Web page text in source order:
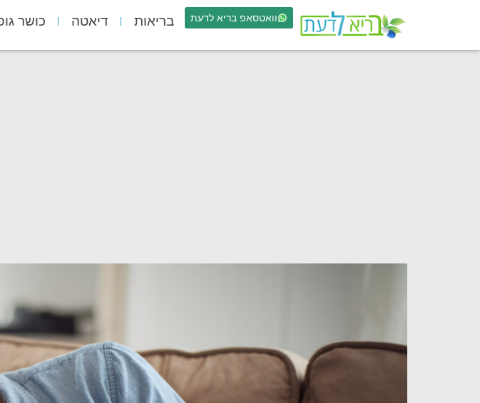
וואטסאפ בריא לדעת בריאות דיאטה כושר